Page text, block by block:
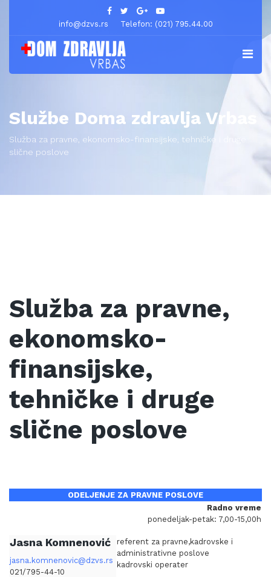
info@dzvs.rs Telefon: (021) 795.44.00
Službe Doma zdravlja Vrbas
Služba za pravne, ekonomsko-finansijske, tehničke i druge
slične poslove
Služba za pravne,
ekonomsko-
finansijske,
tehničke i druge
slične poslove
ODELJENJE ZA PRAVNE POSLOVE
Radno vreme
ponedeljak-petak: 7,00-15,00h
Jasna Komnenović
referent za pravne,kadrovske i
administrativne poslove
kadrovski operater
jasna.komnenovic@dzvs.rs
021/795-44-10